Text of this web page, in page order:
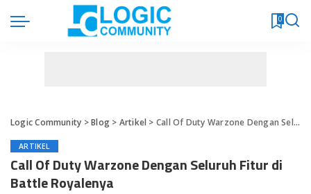
0
Logic Community >Blog> Artikel > Call Of Duty Warzone Dengan Seluruh Fitur di Battle Royalenya
ARTIKEL
Call Of Duty Warzone Dengan Seluruh Fitur di
Battle Royalenya